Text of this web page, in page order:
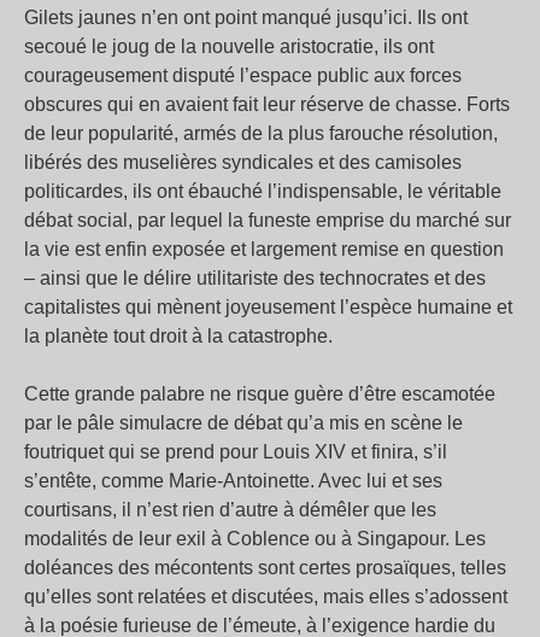
Gilets jaunes n’en ont point manqué jusqu’ici. Ils ont
secoué le joug de la nouvelle aristocratie, ils ont
courageusement disputé l’espace public aux forces
obscures qui en avaient fait leur réserve de chasse. Forts
de leur popularité, armés de la plus farouche résolution,
libérés des muselières syndicales et des camisoles
politicardes, ils ont ébauché l’indispensable, le véritable
débat social, par lequel la funeste emprise du marché sur
la vie est enfin exposée et largement remise en question
– ainsi que le délire utilitariste des technocrates et des
capitalistes qui mènent joyeusement l’espèce humaine et
la planète tout droit à la catastrophe.
Cette grande palabre ne risque guère d’être escamotée
par le pâle simulacre de débat qu’a mis en scène le
foutriquet qui se prend pour Louis XIV et finira, s’il
s’entête, comme Marie-Antoinette. Avec lui et ses
courtisans, il n’est rien d’autre à démêler que les
modalités de leur exil à Coblence ou à Singapour. Les
doléances des mécontents sont certes prosaïques, telles
qu’elles sont relatées et discutées, mais elles s’adossent
à la poésie furieuse de l’émeute, à l’exigence hardie du